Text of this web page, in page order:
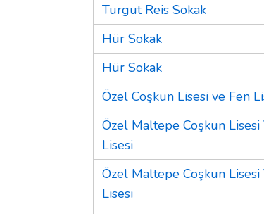
Turgut Reis Sokak
Hür Sokak
Hür Sokak
Özel Coşkun Lisesi ve Fen
Özel Maltepe Coşkun Lisesi
Lisesi
Özel Maltepe Coşkun Lisesi
Lisesi